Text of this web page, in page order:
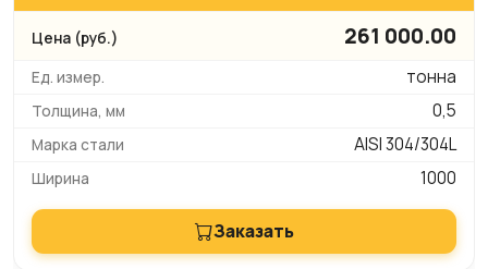
261 000.00
тонна
0,5
AISI 304/304L
1000
Заказать